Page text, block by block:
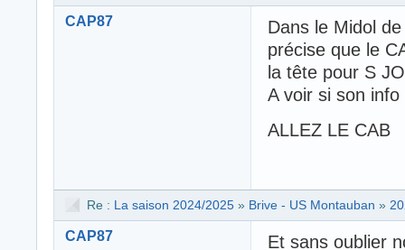
CAP87
Dans le Midol
précise que le
la tête pour S
A voir si son
ALLEZ LE CAB
Re : La saison 2024/2025 » Brive - US Montauban »
CAP87
Et sans oublier